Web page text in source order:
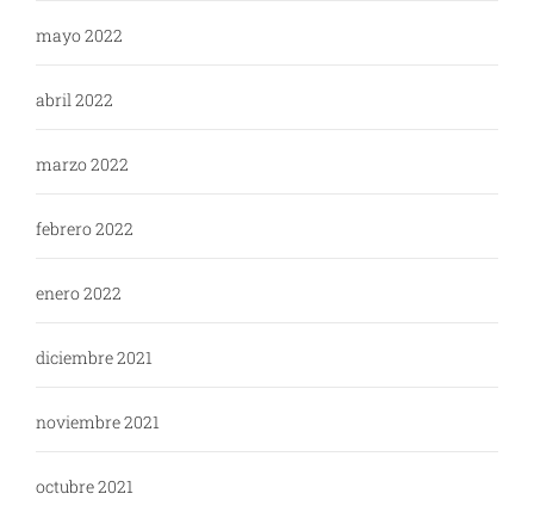
mayo 2022
abril 2022
marzo 2022
febrero 2022
enero 2022
diciembre 2021
noviembre 2021
octubre 2021